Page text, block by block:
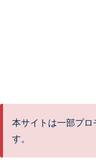
本サイトは一部プ
す。